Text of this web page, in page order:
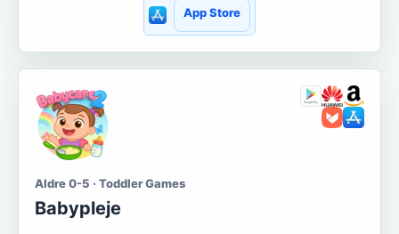
App Store
Aldre 0-5 · Toddler Games
Babypleje